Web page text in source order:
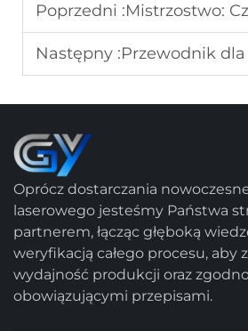
Poprzedni :Mistrzostwo: Czyszczenie laserowe kontra tradycyjne
Następny :Przewodnik dla ekspertów: Dobór odpowiedniego źródła
Oprócz dostarczania
laserowego jesteśmy Państwa
partnerem, łącząc głęboką
weryfikacją całego procesu, aby
wydajność produkcji oraz
obowiązującymi przepisami.